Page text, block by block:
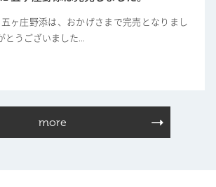
五ヶ庄野添は、おかげさまで完売となりまし
とうございました...
more